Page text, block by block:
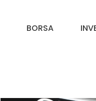
BORSA